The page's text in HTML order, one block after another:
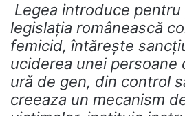
Legea introduce pentru
legislația românească
femicid, întărește
uciderea unei persoane
urǎ de gen, din control
creeaza un mecanism